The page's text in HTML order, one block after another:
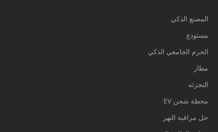
المصنع الذكي
مستودع
الحرم الجامعي الذكي
مطار
التجزئه
محطة شحن EV
حل مراقبة النهر